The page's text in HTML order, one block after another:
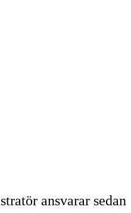
ansvarar sedan